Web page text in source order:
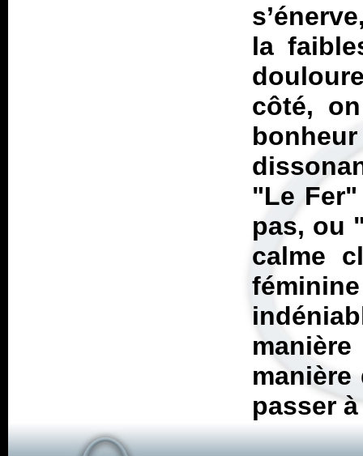
la
côté,
"Le
pas, ou
calme
passer